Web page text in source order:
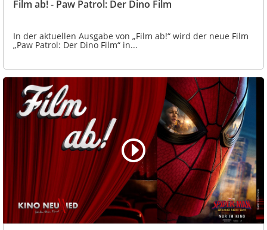
Film ab! - Paw Patrol: Der Dino Film
In der aktuellen Ausgabe von „Film ab!“ wird der neue Film
„Paw Patrol: Der Dino Film“ in...